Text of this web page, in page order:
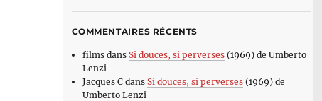
COMMENTAIRES RÉCENTS
filmsdans Si douces, si perverses(1969) de Umberto
Lenzi
Jacques Cdans Si douces, si perverses(1969) de
Umberto Lenzi